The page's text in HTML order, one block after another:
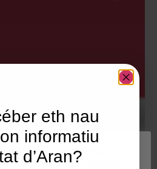
lloc web per a donar a
personalitzada i optimitzada,
eth nau
informatiu
d’Aran?